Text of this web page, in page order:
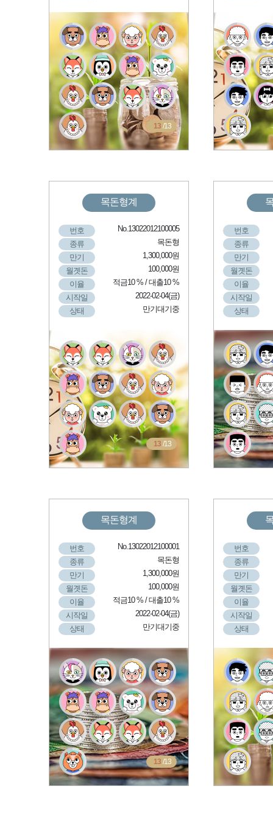
13 /13
목돈형계
번호
No.13022012100005
종류
목돈형
만기
1,300,000원
월곗돈
100,000원
이율
적금10 % / 대출10 %
시작일
2022-02-04(금)
상태
만기대기중
13 /13
번호
종류
만기
월곗돈
이율
시작일
상태
목돈형계
번호
No.13022012100001
종류
목돈형
만기
1,300,000원
월곗돈
100,000원
이율
적금10 % / 대출10 %
시작일
2022-02-04(금)
상태
만기대기중
13 /13
번호
종류
만기
월곗돈
이율
시작일
상태